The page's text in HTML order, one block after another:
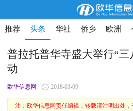
推荐 头条 华社 侨乡 欧洲
普拉托普华寺盛大举行“
动
欧华信息网 2018-03-09
注：欧华信息网责任编辑，转载请注明出处，